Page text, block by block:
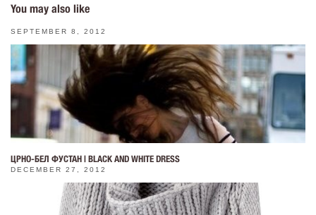
You may also like
SEPTEMBER 8, 2012
ЦРНО-БЕЛ ФУСТАН | BLACK AND WHITE DRESS
DECEMBER 27, 2012